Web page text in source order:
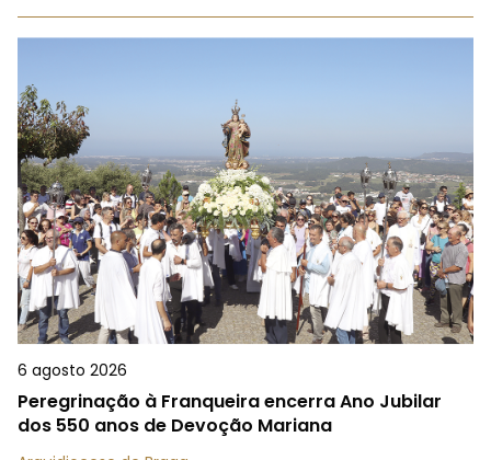
6 agosto 2026
Peregrinação à Franqueira encerra Ano Jubilar
dos 550 anos de Devoção Mariana